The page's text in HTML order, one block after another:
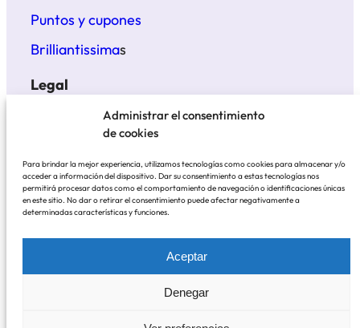
Administrar el consentimiento
de cookies
Para brindar la mejor experiencia, utilizamos tecnologías como cookies para almacenar y/o
acceder a información del dispositivo. Dar su consentimiento a estas tecnologías nos
permitirá procesar datos como el comportamiento de navegación o identificaciones únicas
en este sitio. No dar o retirar el consentimiento puede afectar negativamente a
determinadas características y funciones.
Aceptar
Denegar
Puntos y cupones
Brilliantissimas
Legal
Términos y condiciones
Aviso legal
BrillantisYmas © 2021 – 2025
Pagos contra reembolso o con tarjeta, incluido en